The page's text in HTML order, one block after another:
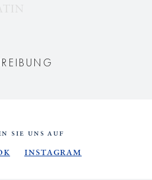
SIE UNS AUF
Instagram